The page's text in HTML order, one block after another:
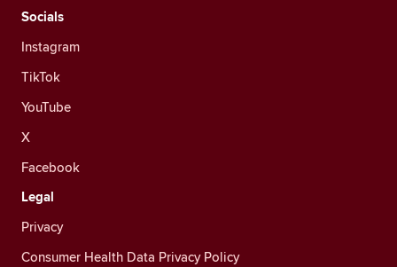
Socials
Instagram
TikTok
YouTube
X
Facebook
Legal
Privacy
Consumer Health Data Privacy Policy